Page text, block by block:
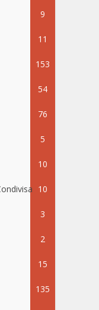
9
11
153
54
76
5
10
10
3
2
15
135